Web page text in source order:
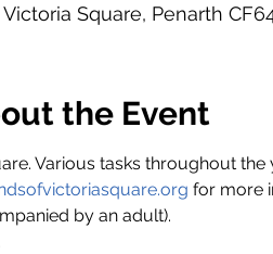
Square, Penarth
the Event
Various tasks throughout the
for more
by an adult).